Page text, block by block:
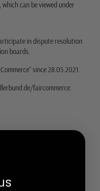
can be viewed under
in dispute resolution
boards.
since 28.05.2021.
faircommerce.